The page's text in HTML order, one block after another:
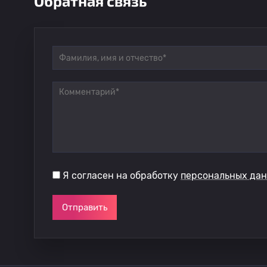
Я согласен на обработку персональных
Отправить